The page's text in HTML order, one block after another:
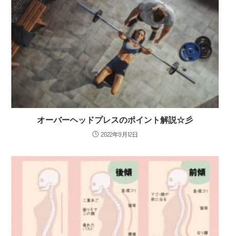
オーバーヘッドプレスのポイント解説☆彡
2022年9月12日